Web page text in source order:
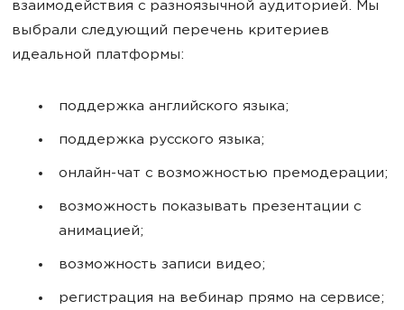
взаимодействия с разноязычной аудиторией. Мы
выбрали следующий перечень критериев
идеальной платформы:
поддержка английского языка;
поддержка русского языка;
онлайн-чат с возможностью премодерации;
возможность показывать презентации с
анимацией;
возможность записи видео;
регистрация на вебинар прямо на сервисе;